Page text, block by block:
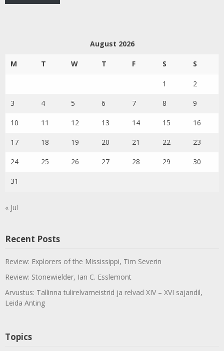
August 2026
M T W T F S S
1 2
3 4 5 6 7 8 9
10 11 12 13 14 15 16
17 18 19 20 21 22 23
24 25 26 27 28 29 30
31
« Jul
Recent Posts
Review: Explorers of the Mississippi, Tim Severin
Review: Stonewielder, Ian C. Esslemont
Arvustus: Tallinna tulirelvameistrid ja relvad XIV – XVI sajandil,
Leida Anting
Topics